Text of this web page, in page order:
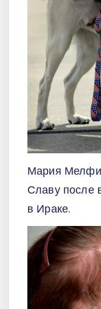
Мария Мелфи
Славу после
в Ираке.